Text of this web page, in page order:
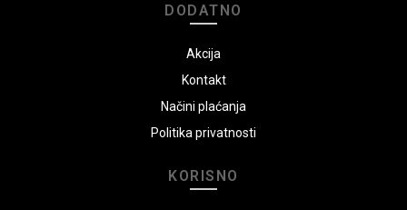
DODATNO
Akcija
Kontakt
Načini plaćanja
Politika privatnosti
KORISNO